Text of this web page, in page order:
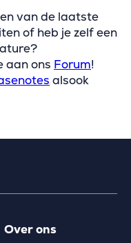
van de laatste
of heb je zelf een
aan ons Forum!
alsook
Over ons